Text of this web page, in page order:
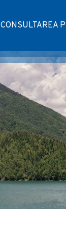
CONSULTAREA